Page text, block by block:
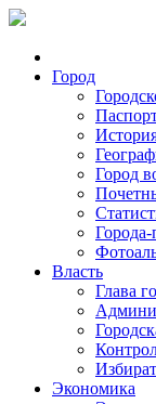
Город
Город
Власть
Глава
Экономика